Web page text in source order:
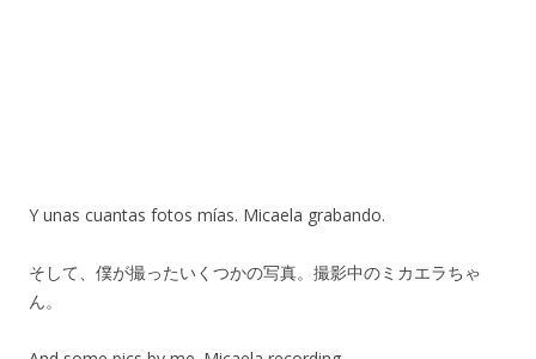
Y unas cuantas fotos mías. Micaela grabando.
そして、僕が撮ったいくつかの写真。撮影中のミカエラちゃ
ん。